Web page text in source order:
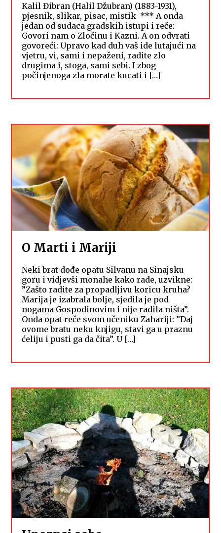
Kalil Đibran (Halil Džubran) (1883-1931),
pjesnik, slikar, pisac, mistik *** A onda
jedan od sudaca gradskih istupi i reče:
Govori nam o Zločinu i Kazni. A on odvrati
govoreći: Upravo kad duh vaš ide lutajući na
vjetru, vi, sami i nepaženi, radite zlo
drugima i, stoga, sami sebi. I zbog
počinjenoga zla morate kucati i […]
O Marti i Mariji
Neki brat dođe opatu Silvanu na Sinajsku
goru i vidjevši monahe kako rade, uzvikne:
”Zašto radite za propadljivu koricu kruha?
Marija je izabrala bolje, sjedila je pod
nogama Gospodinovim i nije radila ništa”.
Onda opat reče svom učeniku Zahariji: ”Daj
ovome bratu neku knjigu, stavi ga u praznu
ćeliju i pusti ga da čita”. U […]